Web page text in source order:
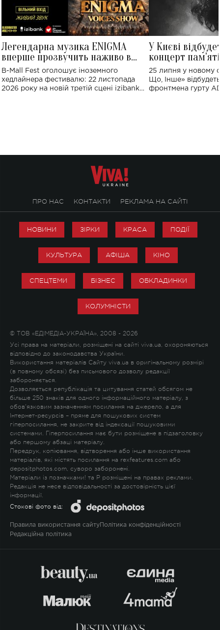
Легендарна музика ENIGMA
вперше прозвучить наживо в
Україні: де відбудеться концерт
B-Mall Fest оголошує іноземного
хедлайнера фестивалю: 22 листопада
2026 року на новій третій сцені izibank
У Києві
концерт
Клименка:
виконають
25 липня у новому
Що, Інше»
фронтмена гурту
ПРО НАС КОНТАКТИ РЕКЛАМА НА САЙТІ
НОВИНИ ЗІРКИ КРАСА ПОДІЇ
КУЛЬТУРА АФІША КІНО
СПЕЦТЕМИ БІЗНЕС ОБКЛАДИНКИ
КОЛУМНІСТИ
© ТОВ «ЕДІМЕДІА-УКРАЇНА», 2008 - 2026
Усі права на матеріали, розміщені на сайті viva.ua, охороняються
відповідно до законодавства України.
Використання матеріалів Сайту viva.ua в оригінальному розмірі
(в повному обсязі) без письмового дозволу редакції
забороняється.
Дозволяється републікація та цитування статей обсягом не
більше 250 знаків для одного інформаційного матеріалу, з
обов'язковим зазначенням посилання на джерело, а для
Інтернет-ресурсів – пряме для пошукових систем
гіперпосилання, не закрите від індексації пошуковими
системами. Гіперпосилання має бути розміщене в підзаголовку
або першому абзаці матеріалу.
Передрук, копіювання, відтворення або інше використання
матеріалів, які містять посилання на rexfeatures.com або
depositphotos.com, суворо заборонені.
Матеріали із позначками! та P розміщені на правах реклами.
Редакція не несе відповідальності за достовірність цієї
інформації.
Стокові фото від:
Правила використання сайту Політика конфіденційності
Редакційна політика